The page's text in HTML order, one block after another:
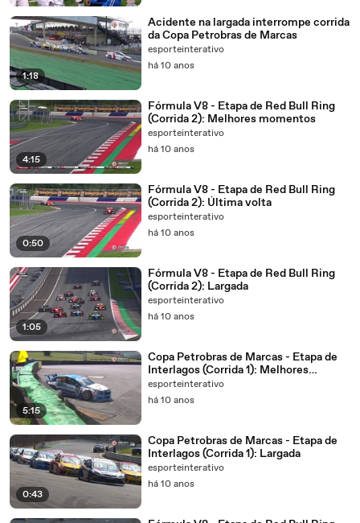
1:18
Acidente na largada interrompe corrida
da Copa Petrobras de Marcas
esporteinterativo
há 10 anos
4:15
Fórmula V8 - Etapa de Red Bull Ring
(Corrida 2): Melhores momentos
esporteinterativo
há 10 anos
0:50
Fórmula V8 - Etapa de Red Bull Ring
(Corrida 2): Última volta
esporteinterativo
há 10 anos
1:05
Fórmula V8 - Etapa de Red Bull Ring
(Corrida 2): Largada
esporteinterativo
há 10 anos
5:15
Copa Petrobras de Marcas - Etapa de
Interlagos (Corrida 1): Melhores
momentos
esporteinterativo
há 10 anos
0:43
Copa Petrobras de Marcas - Etapa de
Interlagos (Corrida 1): Largada
esporteinterativo
há 10 anos